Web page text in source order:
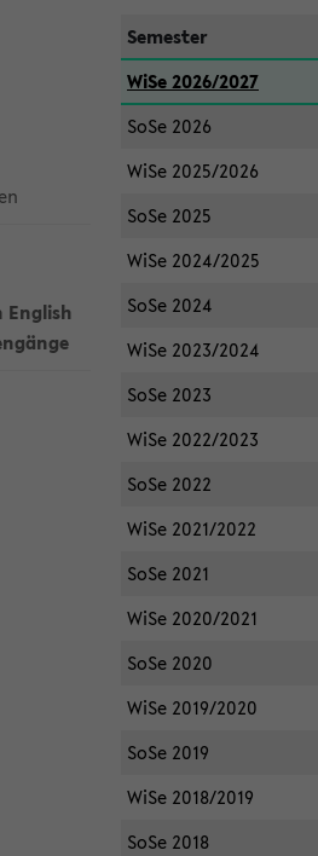
English
Semester
WiSe 2026/2027
SoSe 2026
WiSe 2025/2026
SoSe 2025
WiSe 2024/2025
SoSe 2024
WiSe 2023/2024
SoSe 2023
WiSe 2022/2023
SoSe 2022
WiSe 2021/2022
SoSe 2021
WiSe 2020/2021
SoSe 2020
WiSe 2019/2020
SoSe 2019
WiSe 2018/2019
SoSe 2018